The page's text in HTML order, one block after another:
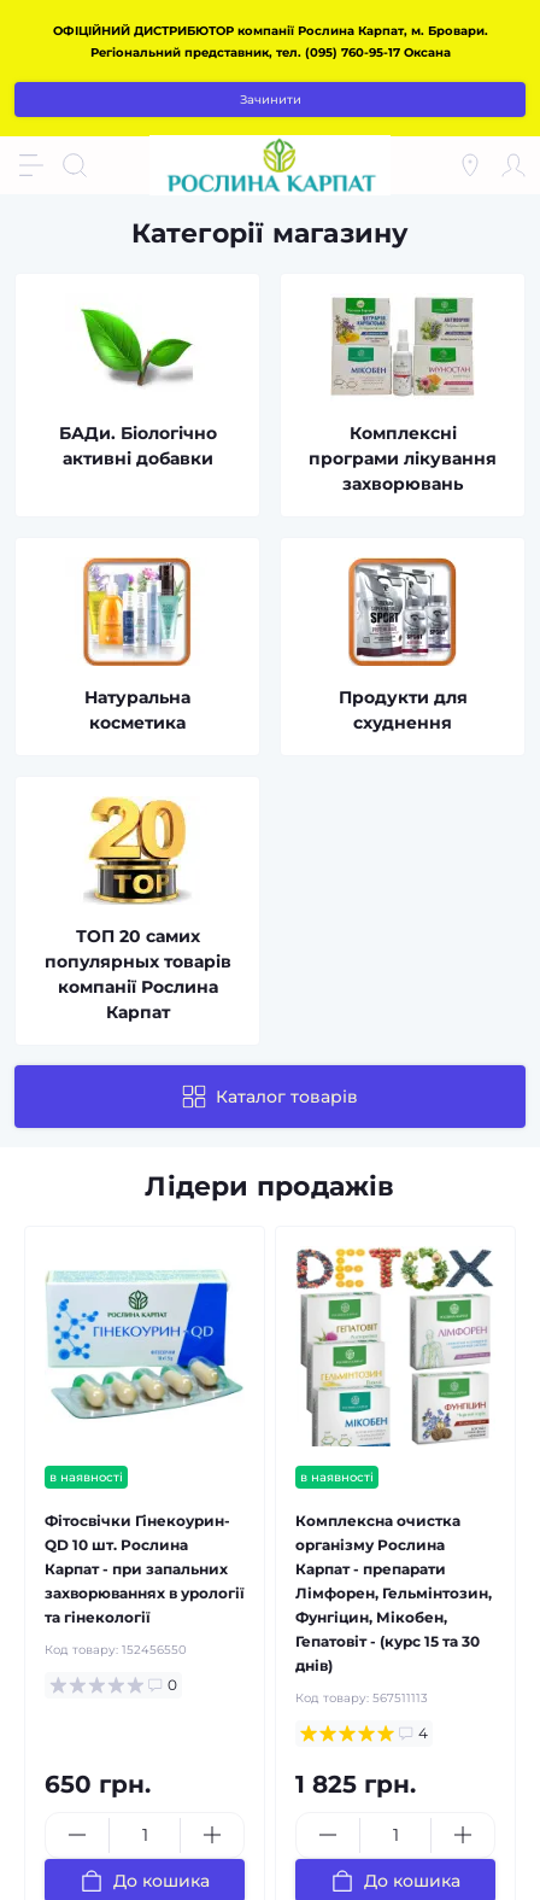
ОФІЦІЙНИЙ ДИСТРИБЮТОР компанії Рослина Карпат, м. Бровари.
Регіональний представник, тел. (095) 760-95-17 Оксана
Зачинити
Категорії магазину
БАДи. Біологічно
активні добавки
Комплексні
програми лікування
захворювань
Натуральна
косметика
Продукти для
схуднення
ТОП 20 самих
популярных товарів
компанії Рослина
Карпат
Каталог товарів
Лідери продажів
в наявності
Фітосвічки Гінекоурин-
QD 10 шт. Рослина
Карпат - при запальних
захворюваннях в урології
та гінекології
Код товару: 152456550
0
650 грн.
До кошика
в наявності
Комплексна очистка
організму Рослина
Карпат - препарати
Лімфорен, Гельмінтозин,
Фунгіцин, Мікобен,
Гепатовіт - (курс 15 та 30
днів)
Код товару: 567511113
4
1 825 грн.
До кошика